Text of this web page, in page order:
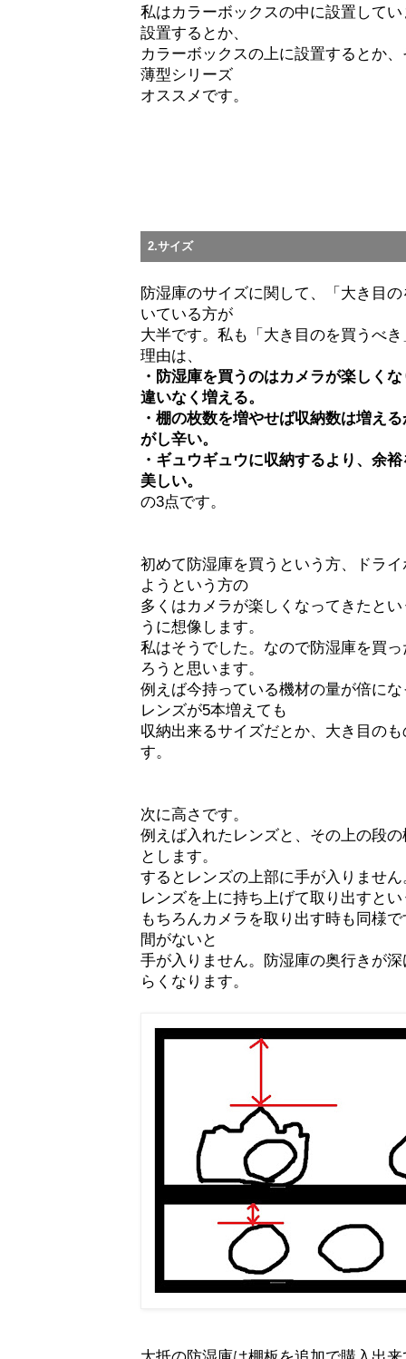
私はカラーボックスの中に設置して
設置するとか、
カラーボックスの上に設置するとか
薄型シリーズ
オススメです。
2.サイズ
防湿庫のサイズに関して、「大き目
いている方が
大半です。私も「大き目のを買うべ
理由は、
・防湿庫を買うのはカメラが楽しく
違いなく増える。
・棚の枚数を増やせば収納数は増え
がし辛い。
・ギュウギュウに収納するより、余
美しい。
の3点です。
初めて防湿庫を買うという方、ドラ
ようという方の
多くはカメラが楽しくなってきたと
うに想像します。
私はそうでした。なので防湿庫を買
ろうと思います。
例えば今持っている機材の量が倍に
レンズが5本増えても
収納出来るサイズだとか、大き目の
す。
次に高さです。
例えば入れたレンズと、その上の段
とします。
するとレンズの上部に手が入りません
レンズを上に持ち上げて取り出すと
もちろんカメラを取り出す時も同様
間がないと
手が入りません。防湿庫の奥行きが
らくなります。